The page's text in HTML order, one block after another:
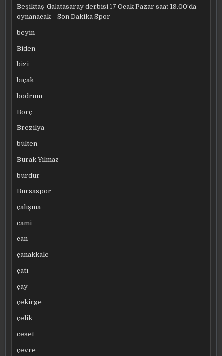
Beşiktaş-Galatasaray derbisi 17 Ocak Pazar saat 19.00’da
oynanacak – Son Dakika Spor
beyin
Biden
bizi
bıçak
bodrum
Borç
Brezilya
bülten
Burak Yılmaz
burdur
Bursaspor
çalışma
cami
can
çanakkale
çatı
çay
çekirge
çelik
ceset
çevre